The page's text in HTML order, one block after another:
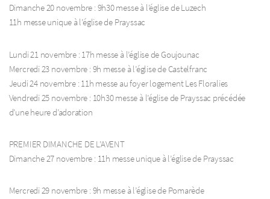
Dimanche 20 novembre : 9h30 messe à l’église de Luzech
11h messe unique à l’église de Prayssac
Lundi 21 novembre : 17h messe à l’église de Goujounac
Mercredi 23 novembre : 9h messe à l’église de Castelfranc
Jeudi 24 novembre : 11h messe au foyer logement Les Floralies
Vendredi 25 novembre : 10h30 messe à l’église de Prayssac précédée
d’une heure d’adoration
PREMIER DIMANCHE DE L’AVENT
Dimanche 27 novembre : 11h messe unique à l’église de Prayssac
Mercredi 29 novembre : 9h messe à l’église de Pomarède